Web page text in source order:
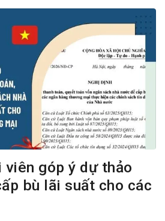
viên góp ý dự thảo
bù lãi suất cho các